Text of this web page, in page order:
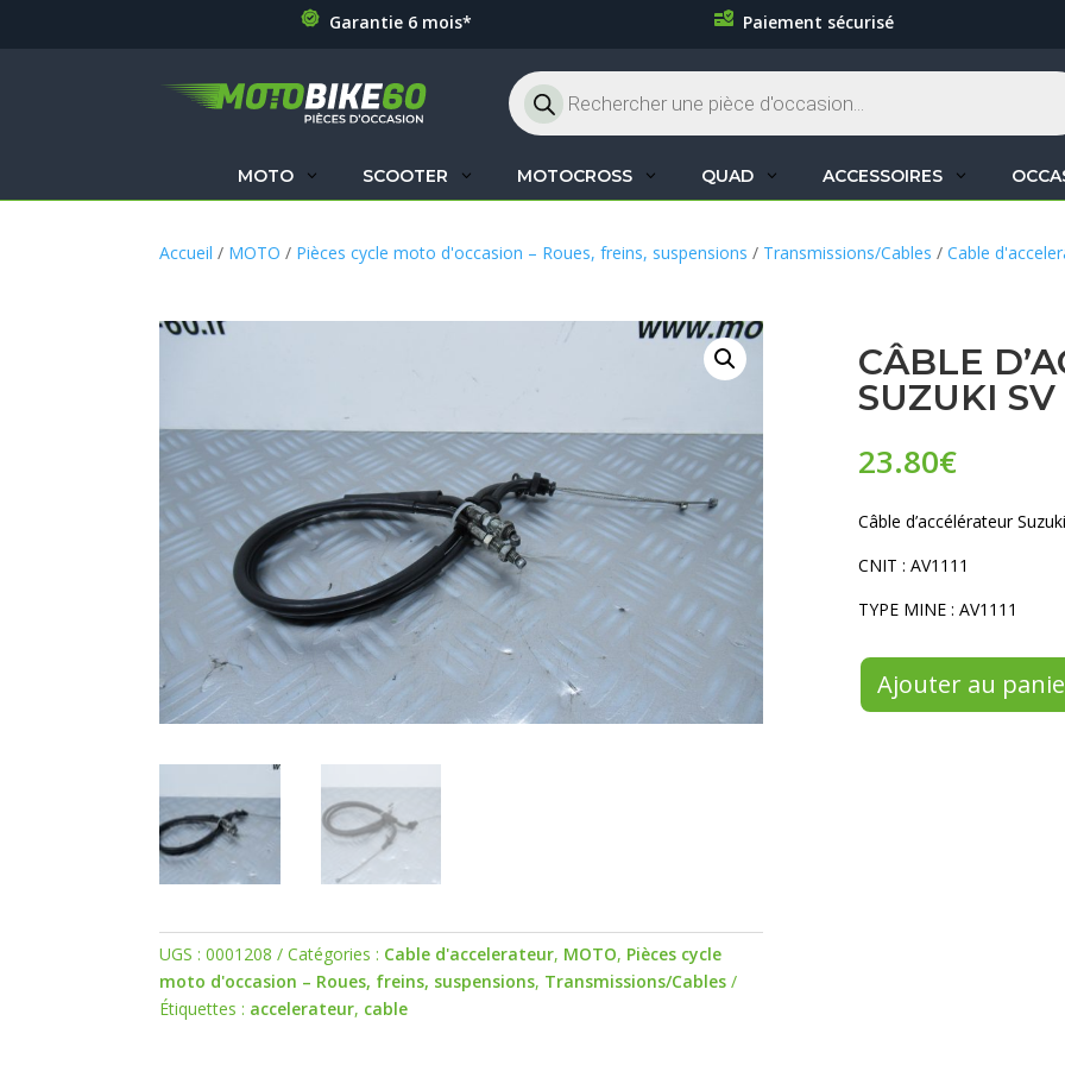
Garantie 6 mois* Paiement sécurisé
Recherche
de
produits
MOTO SCOOTER MOTOCROSS QUAD ACCESSOIRES
Accueil / MOTO / Pièces cycle moto d'occasion – Roues, freins, suspensions / Transmissions/Cables /Cable
UGS :0001208 Catégories : Cable d'accelerateur, MOTO, Pièces cycle
moto d'occasion – Roues, freins, suspensions, Transmissions/Cables
Étiquettes : accelerateur, cable
CÂBLE
SUZUKI
23.80€
Câble d’accélérateur
CNIT : AV1111
TYPE MINE : AV1111
Ajouter au